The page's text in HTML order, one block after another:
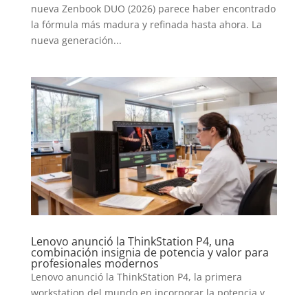
nueva Zenbook DUO (2026) parece haber encontrado
la fórmula más madura y refinada hasta ahora. La
nueva generación...
Lenovo anunció la ThinkStation P4, una
combinación insignia de potencia y valor para
profesionales modernos
Lenovo anunció la ThinkStation P4, la primera